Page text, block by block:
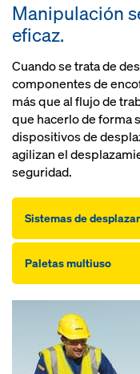
Manipulación
eficaz.
Cuando se trata de
componentes de
más que al flujo de
que hacerlo de forma
dispositivos de
agilizan el
seguridad.
Sistemas de
Paletas multiuso